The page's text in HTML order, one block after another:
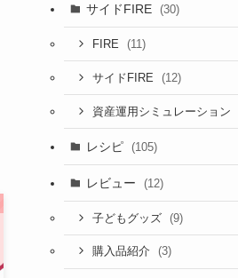
サイドFIRE (30)
FIRE (11)
サイドFIRE (12)
資産運用シミュレーション
レシピ (105)
レビュー (12)
子どもグッズ (9)
購入品紹介 (3)